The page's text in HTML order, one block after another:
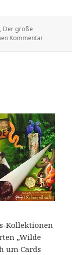
, Der große
Kommentarzu
Kollektionen
„Wilde
um Cards